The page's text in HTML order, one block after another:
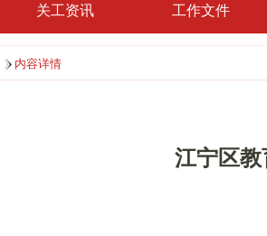
关工资讯 工作文件
内容详情
江宁区